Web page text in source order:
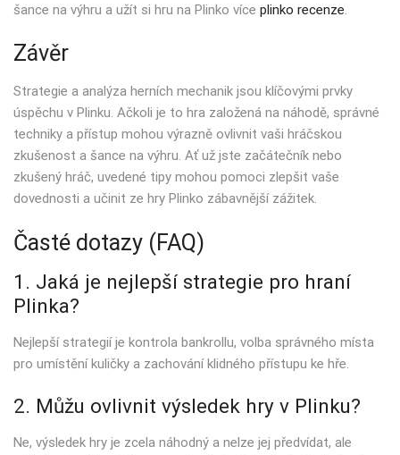
šance na výhru a užít si hru na Plinko více plinko recenze
Závěr
Strategie a analýza herních mechanik jsou klíčovými prvky
úspěchu v Plinku. Ačkoli je to hra založená na náhodě, správné
techniky a přístup mohou výrazně ovlivnit vaši hráčskou
zkušenost a šance na výhru. Ať už jste začátečník nebo
zkušený hráč, uvedené tipy mohou pomoci zlepšit vaše
dovednosti a učinit ze hry Plinko zábavnější zážitek.
Časté dotazy (FAQ)
1. Jaká je nejlepší strategie pro hraní
Plinka?
Nejlepší strategií je kontrola bankrollu, volba správného místa
pro umístění kuličky a zachování klidného přístupu ke hře.
2. Můžu ovlivnit výsledek hry v Plinku?
Ne, výsledek hry je zcela náhodný a nelze jej předvídat, ale